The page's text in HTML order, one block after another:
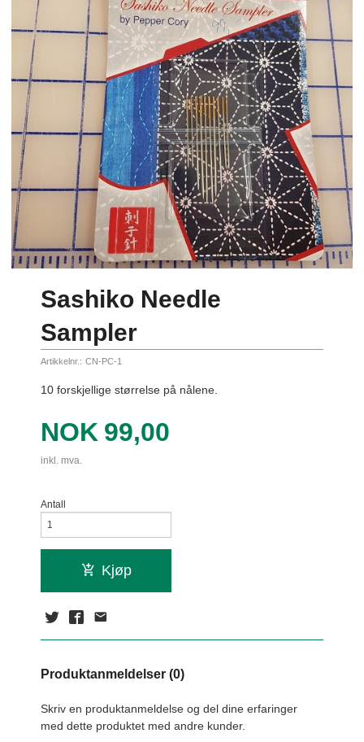
Sashiko Needle
Sampler
Artikkelnr.: CN-PC-1
10 forskjellige størrelse på nålene.
Pris
NOK 99,00
inkl. mva.
Antall
Kjøp
Produktanmeldelser (0)
Skriv en produktanmeldelse og del dine erfaringer
med dette produktet med andre kunder.